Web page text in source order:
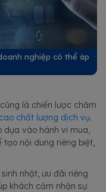
nghiệp có thể áp
là chiến lược chăm
chất lượng dịch vụ.
vào hành vi mua,
nội dung riêng biệt,
nhật, ưu đãi riêng
khách cảm nhận sự